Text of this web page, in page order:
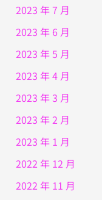
2023 年 7 月
2023 年 6 月
2023 年 5 月
2023 年 4 月
2023 年 3 月
2023 年 2 月
2023 年 1 月
2022 年 12 月
2022 年 11 月